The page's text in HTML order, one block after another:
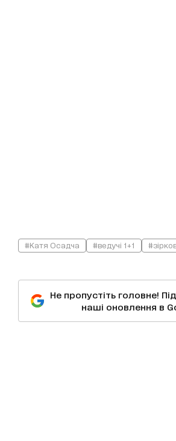
#Катя Осадча #ведучі 1+1
Не пропустіть головне!
наші оновлення в